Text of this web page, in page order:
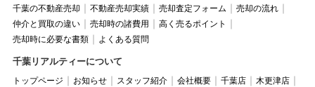
千葉の不動産売却 不動産売却実績 売却査定フォーム
売却の流れ
仲介と買取の違い
売却時の諸費用
高く売るポイント
売却時に必要な書類
よくある質問
千葉リアルティーについて
トップページ お知らせ スタッフ紹介 会社概要 千葉店
木更津店